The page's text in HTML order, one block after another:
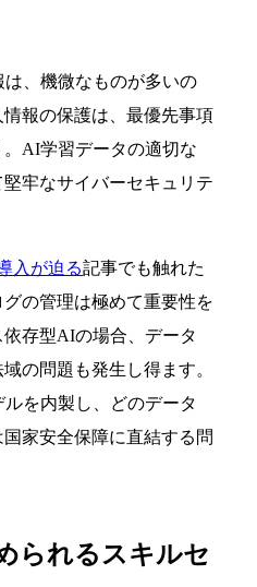
、機微なものが多いの
報の保護は、最優先事項
AI学習データの適切な
牢なサイバーセキュリテ
入が迫る記事でも触れた
の管理は極めて重要性を
存型AIの場合、データ
の問題も発生し得ます。
を内製し、どのデータ
家安全保障に直結する問
られるスキルセ